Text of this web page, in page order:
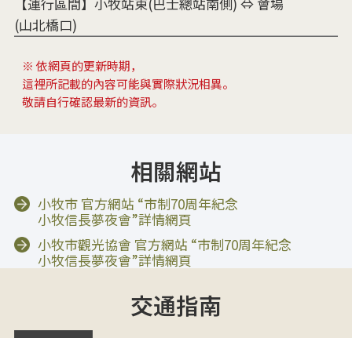
(山北橋口)
※ 依網頁的更新時期，
這裡所記載的內容可能與實際狀況相異。
敬請自行確認最新的資訊。
相關網站
小牧市 官方網站 “市制70周年紀念
小牧信長夢夜會”詳情網頁
小牧市觀光協會 官方網站 “市制70周年紀念
小牧信長夢夜會”詳情網頁
交通指南